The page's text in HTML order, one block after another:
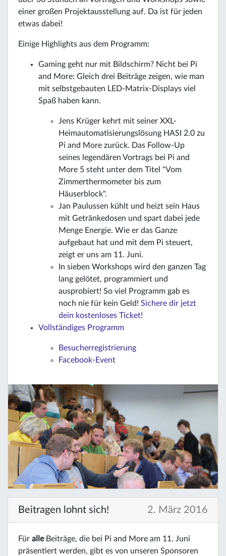
einer großen Projektausstellung auf. Da ist für jeden
etwas dabei!
Einige Highlights aus dem Programm:
Gaming geht nur mit Bildschirm? Nicht bei Pi
and More: Gleich drei Beiträge zeigen, wie man
mit selbstgebauten LED-Matrix-Displays viel
Spaß haben kann.
Jens Krüger kehrt mit seiner XXL-
Heimautomatisierungslösung HASI 2.0 zu
Pi and More zurück. Das Follow-Up
seines legendären Vortrags bei Pi and
More 5 steht unter dem Titel "Vom
Zimmerthermometer bis zum
Häuserblock".
Jan Paulussen kühlt und heizt sein Haus
mit Getränkedosen und spart dabei jede
Menge Energie. Wie er das Ganze
aufgebaut hat und mit dem Pi steuert,
zeigt er uns am 11. Juni.
In sieben Workshops wird den ganzen Tag
lang gelötet, programmiert und
ausprobiert! So viel Programm gab es
noch nie für kein Geld! Sichere dir jetzt
dein kostenloses Ticket!
Vollständiges Programm
Besucherregistrierung
Facebook-Event
Beitragen lohnt sich! 2. März 2016
Für alleBeiträge, die bei Pi and More am 11. Juni
präsentiert werden, gibt es von unseren Sponsoren